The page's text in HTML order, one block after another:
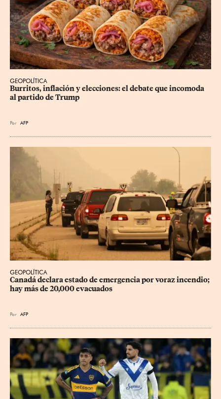
GEOPOLÍTICA
Burritos, inflación y elecciones: el debate que incomoda
al partido de Trump
Por AFP
GEOPOLÍTICA
Canadá declara estado de emergencia por voraz incendio;
hay más de 20,000 evacuados
Por AFP